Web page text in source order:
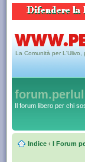
La Comunità per L'Ulivo,
Il forum libero per chi
Indice ‹ I Forum